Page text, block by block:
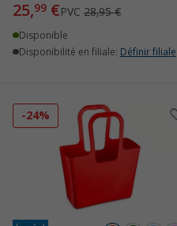
25,99 €PVC28,95 €
Disponible
Disponibilité en filiale: Définir filiale
-24%